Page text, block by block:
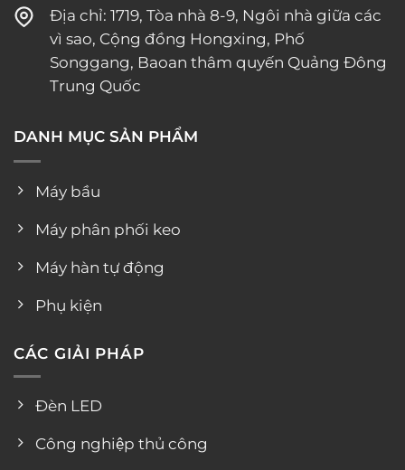
Địa chỉ: 1719, Tòa nhà 8-9, Ngôi nhà giữa các
vì sao, Cộng đồng Hongxing, Phố
Songgang, Baoan thâm quyến Quảng Đông
Trung Quốc
DANH MỤC SẢN PHẨM
Máy bầu
Máy phân phối keo
Máy hàn tự động
Phụ kiện
CÁC GIẢI PHÁP
Đèn LED
Công nghiệp thủ công